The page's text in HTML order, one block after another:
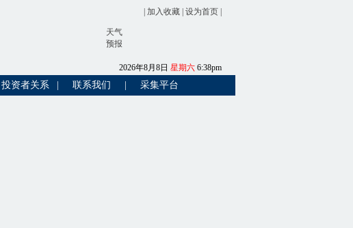
加入收藏 设为首页
天气
预报
2026年8月 8日 星期六 6:38pm
投资者关系 联系我们 采集平台